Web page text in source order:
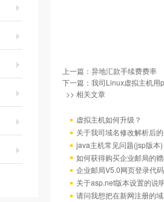
上一篇： 异地汇款手续费费率
下一篇： 我司Linux虚拟主机用
>> 相关文章
虚拟主机如何升级？
关于我司域名修改解析后
java主机常见问题(jsp版本)
如何获得购买企业邮局的
企业邮局V5.0网页登录代码
关于asp.net版本设置的说
请问我想把在新网注册的